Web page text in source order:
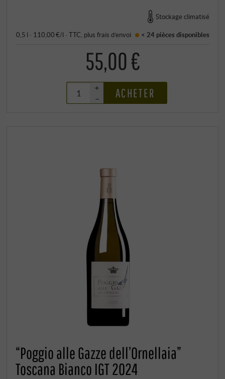
Stockage climatisé
0,5 l · 110,00 €/l ·TTC, plusfrais d’envoi < 24 pièces disponibles
55,00 €
+
–
ACHETER
“Poggio alle Gazze dell’Ornellaia”
Toscana Bianco IGT 2024